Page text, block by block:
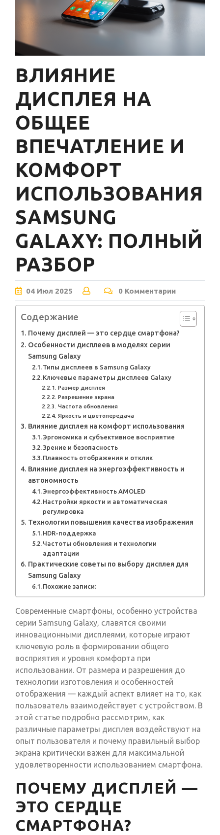
ВЛИЯНИЕ
ДИСПЛЕЯ НА
ОБЩЕЕ
ВПЕЧАТЛЕНИЕ И
КОМФОРТ
ИСПОЛЬЗОВАНИЯ
SAMSUNG
GALAXY: ПОЛНЫЙ
РАЗБОР
04 Июл 2025 0 Комментарии
Содержание
Почему дисплей — это сердце смартфона?
Особенности дисплеев в моделях серии
Samsung Galaxy
Типы дисплеев в Samsung Galaxy
Ключевые параметры дисплеев Galaxy
Размер дисплея
Разрешение экрана
Частота обновления
Яркость и цветопередача
Влияние дисплея на комфорт использования
Эргономика и субъективное восприятие
Зрение и безопасность
Плавность отображения и отклик
Влияние дисплея на энергоэффективность и
автономность
Энергоэффективность AMOLED
Настройки яркости и автоматическая
регулировка
Технологии повышения качества изображения
HDR-поддержка
Частоты обновления и технологии
адаптации
Практические советы по выбору дисплея для
Samsung Galaxy
Похожие записи:
Современные смартфоны, особенно устройства
серии Samsung Galaxy, славятся своими
инновационными дисплеями, которые играют
ключевую роль в формировании общего
восприятия и уровня комфорта при
использовании. От размера и разрешения до
технологии изготовления и особенностей
отображения — каждый аспект влияет на то, как
пользователь взаимодействует с устройством. В
этой статье подробно рассмотрим, как
различные параметры дисплея воздействуют на
опыт пользователя и почему правильный выбор
экрана критически важен для максимальной
удовлетворенности использованием смартфона.
ПОЧЕМУ ДИСПЛЕЙ —
ЭТО СЕРДЦЕ
СМАРТФОНА?